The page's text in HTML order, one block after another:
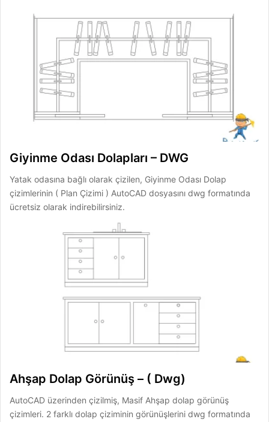
Giyinme Odası Dolapları – DWG
Yatak odasına bağlı olarak çizilen, Giyinme Odası Dolap
çizimlerinin ( Plan Çizimi ) AutoCAD dosyasını dwg formatında
ücretsiz olarak indirebilirsiniz.
Ahşap Dolap Görünüş – ( Dwg)
AutoCAD üzerinden çizilmiş, Masif Ahşap dolap görünüş
çizimleri. 2 farklı dolap çiziminin görünüşlerini dwg formatında